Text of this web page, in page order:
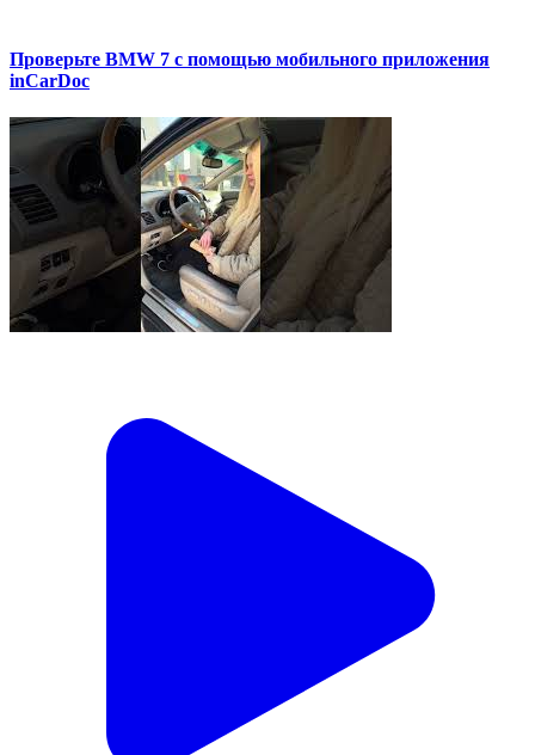
Проверьте BMW 7 с помощью мобильного приложения
inCarDoc